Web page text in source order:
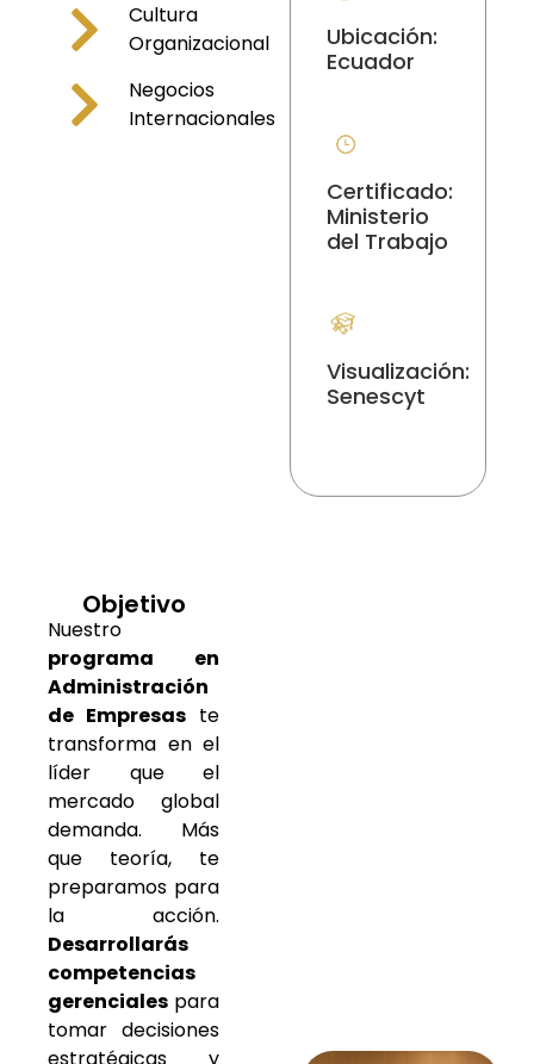
Cultura
Organizacional
Negocios
Internacionales
Ubicación:
Ecuador
Certificado:
Ministerio
del Trabajo
Visualización:
Senescyt
Objetivo
Nuestro
programa en
Administración
de Empresas te
transforma en el
líder que el
mercado global
demanda. Más
que teoría, te
preparamos para
la acción.
Desarrollarás
competencias
gerenciales para
tomar decisiones